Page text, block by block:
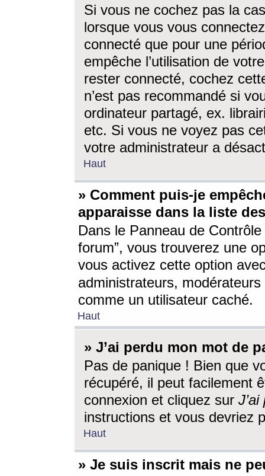
Si vous ne cochez pas la
lorsque vous vous
connecté que pour une
empêche l’utilisation de
rester connecté, cochez
n’est pas recommandé si
ordinateur partagé, ex.
etc. Si vous ne voyez pas
votre administrateur a
Haut
» Comment puis-je
apparaisse dans la liste
Dans le Panneau de
forum”, vous trouverez une
vous activez cette option
administrateurs,
comme un utilisateur caché.
Haut
» J’ai perdu mon mot de
Pas de panique ! Bien que
récupéré, il peut facilement
connexion et cliquez sur
instructions et vous devriez
Haut
» Je suis inscrit mais ne